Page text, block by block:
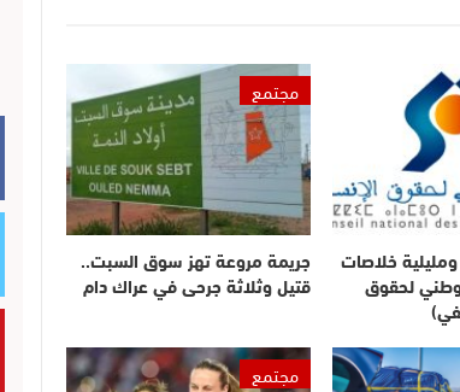
خلاصات
لحقوق
مجتمع
جريمة مروعة تهز سوق السبت..
قتيل وثلاثة جرحى في عراك دام
مجتمع